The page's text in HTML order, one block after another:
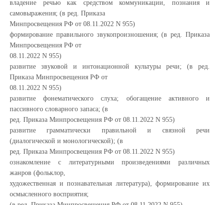
владение речью как средством коммуникации, познания и
самовыражения; (в ред. Приказа
Минпросвещения РФ от 08.11.2022 N 955)
формирование правильного звукопроизношения; (в ред. Приказа
Минпросвещения РФ от
08.11.2022 N 955)
развитие звуковой и интонационной культуры речи; (в ред.
Приказа Минпросвещения РФ от
08.11.2022 N 955)
развитие фонематического слуха; обогащение активного и
пассивного словарного запаса; (в
ред. Приказа Минпросвещения РФ от 08.11.2022 N 955)
развитие грамматически правильной и связной речи
(диалогической и монологической); (в
ред. Приказа Минпросвещения РФ от 08.11.2022 N 955)
ознакомление с литературными произведениями различных
жанров (фольклор,
художественная и познавательная литература), формирование их
осмысленного восприятия;